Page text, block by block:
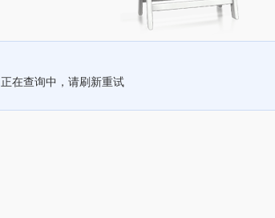
正在查询中，请刷新重试